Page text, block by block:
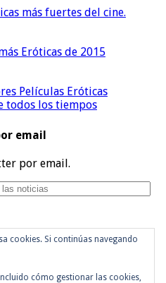
más fuertes del cine.
Eróticas de 2015
Películas Eróticas
todos los tiempos
email
por email.
cookies. Si continúas navegando
cómo gestionar las cookies,